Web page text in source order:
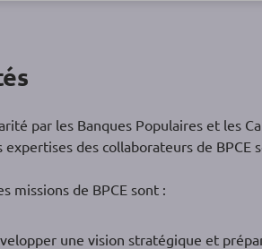
par les Banques Populaires et les
expertises des collaborateurs de
missions de BPCE sont :
une vision stratégique et